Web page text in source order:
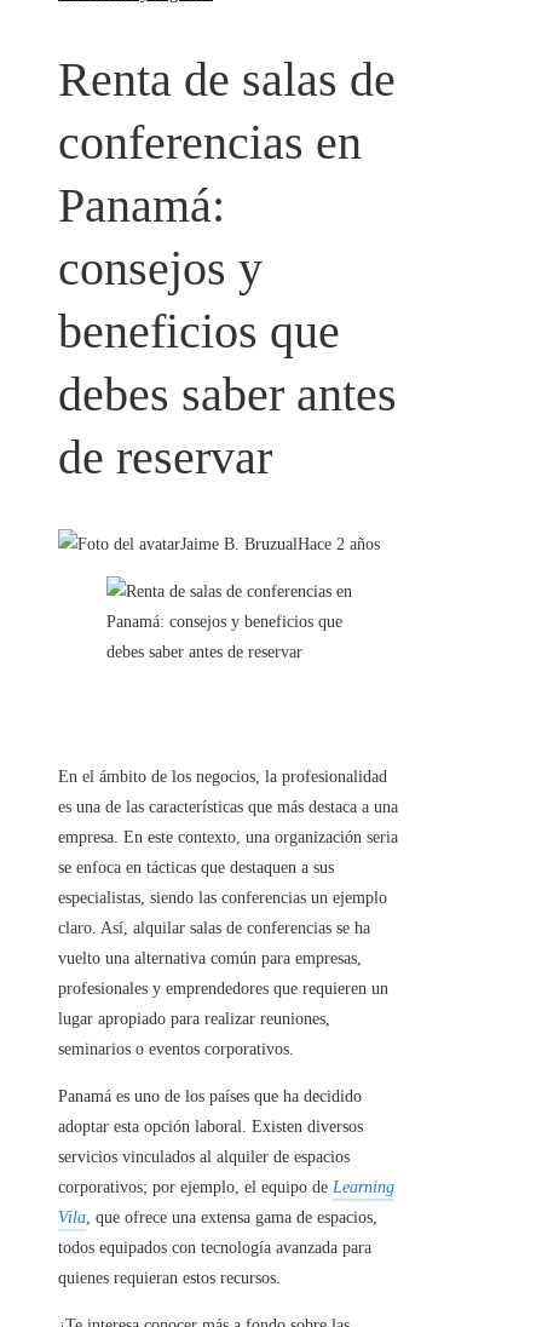
Renta de salas de
conferencias en
Panamá:
consejos y
beneficios que
debes saber antes
de reservar
Jaime B. BruzualHace 2 años
En el ámbito de los negocios, la profesionalidad
es una de las características que más destaca a una
empresa. En este contexto, una organización seria
se enfoca en tácticas que destaquen a sus
especialistas, siendo las conferencias un ejemplo
claro. Así, alquilar salas de conferencias se ha
vuelto una alternativa común para empresas,
profesionales y emprendedores que requieren un
lugar apropiado para realizar reuniones,
seminarios o eventos corporativos.
Panamá es uno de los países que ha decidido
adoptar esta opción laboral. Existen diversos
servicios vinculados al alquiler de espacios
corporativos; por ejemplo, el equipo de Learning
Vila, que ofrece una extensa gama de espacios,
todos equipados con tecnología avanzada para
quienes requieran estos recursos.